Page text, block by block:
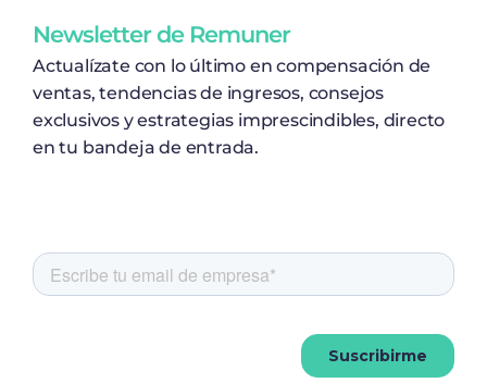
Newsletter de Remuner
Actualízate con lo último en compensación de
ventas, tendencias de ingresos, consejos
exclusivos y estrategias imprescindibles, directo
en tu bandeja de entrada.